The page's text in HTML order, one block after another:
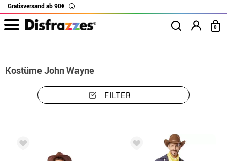
Gratisversand ab 90€ i
0
Kostüme John Wayne
FILTER